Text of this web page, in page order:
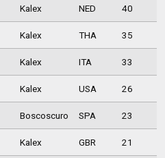
Kalex NED 40
Kalex THA 35
Kalex ITA 33
Kalex USA 26
Boscoscuro SPA 23
Kalex GBR 21